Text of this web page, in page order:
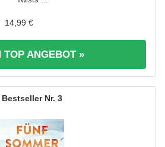
14,99 €
TOP ANGEBOT »
3